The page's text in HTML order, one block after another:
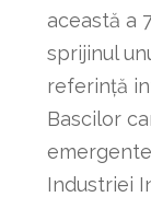
această a
sprijinul
referință
Bascilor
Industriei